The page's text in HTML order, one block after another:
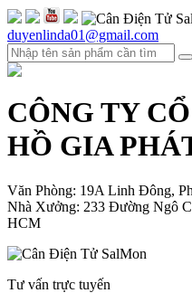
duyenlinda01@gmail.com
CÔNG TY
HỒ GIA
Văn Phòng: 19A Linh Đông,
Nhà Xưởng: 233 Đường Ngô
HCM
Tư vấn trực tuyến